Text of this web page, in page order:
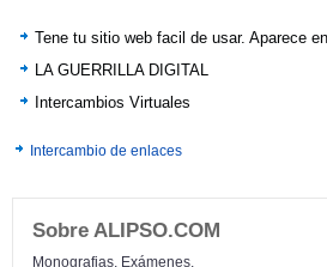
Tene tu sitio web facil de usar. Aparece
LA GUERRILLA DIGITAL
Intercambios Virtuales
Intercambio de enlaces
Sobre ALIPSO.COM
Monografias, Exámenes,